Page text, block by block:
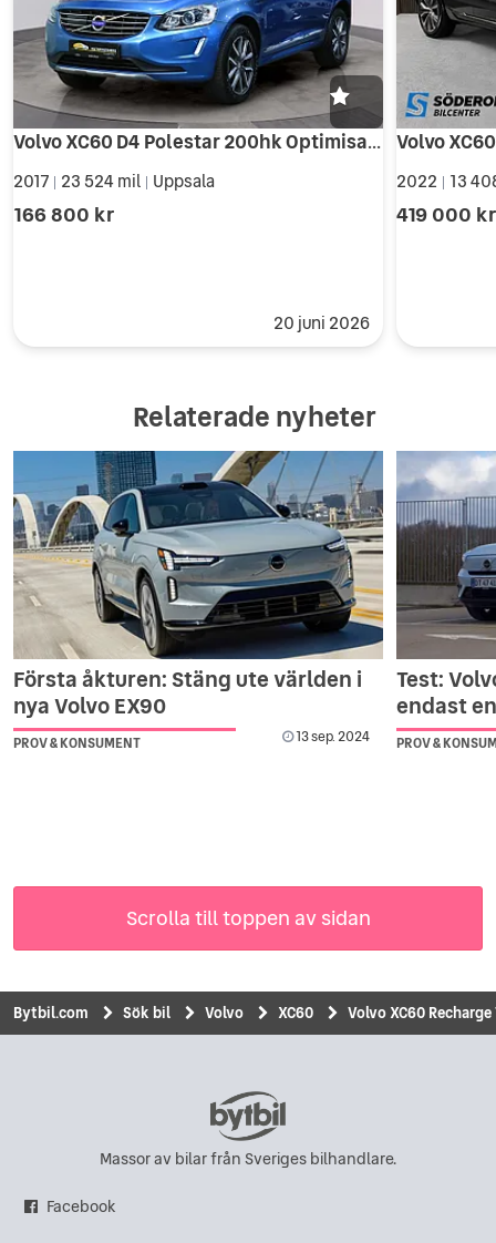
Volvo XC60 D4 Polestar 200hk Optimisation Classic Summum BLIS 3,4%
2017 23 524 mil Uppsala
166 800 kr
20 juni 2026
2022 13
419 000 kr
Relaterade nyheter
Första åkturen: Stäng ute världen i
nya Volvo EX90
PROV & KONSUMENT 13 sep. 2024
Test:
endast
PROV &
Scrolla till toppen av sidan
Bytbil.com Sök bil Volvo XC60 Volvo XC60 Recharge
Massor av bilar från Sveriges bilhandlare.
Facebook